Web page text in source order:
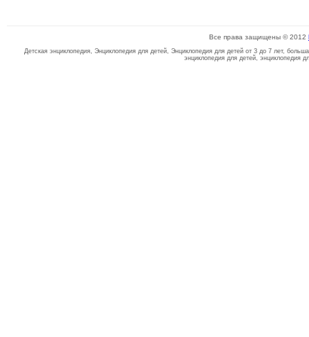
Все права защищены © 2012
Детская энциклопедия, Энциклопедия для детей, Энциклопедия для детей от 3 до 7 лет,
энциклопедия для детей, энциклопедия